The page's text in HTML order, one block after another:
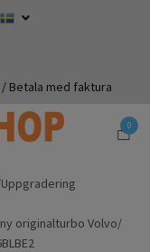
Betala med faktura
0
originalturbo Volvo/